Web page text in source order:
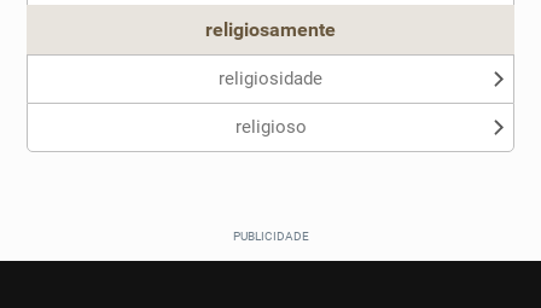
religiosamente
religiosidade
religioso